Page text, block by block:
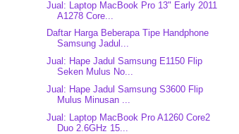
Jual: Laptop MacBook Pro 13" Early 2011
A1278 Core...
Daftar Harga Beberapa Tipe Handphone
Samsung Jadul...
Jual: Hape Jadul Samsung E1150 Flip
Seken Mulus No...
Jual: Hape Jadul Samsung S3600 Flip
Mulus Minusan ...
Jual: Laptop MacBook Pro A1260 Core2
Duo 2.6GHz 15...